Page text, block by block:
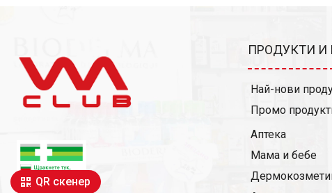
ПРОДУКТИ И
Най-нови
Промо
Аптека
Мама и бебе
QR скенер